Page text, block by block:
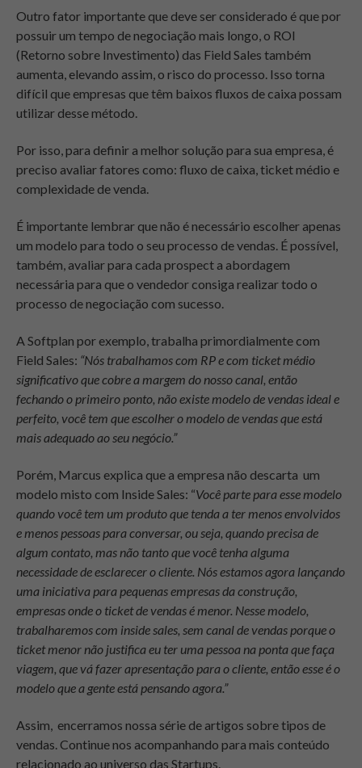
Outro fator importante que deve ser considerado é que por
possuir um tempo de negociação mais longo, o ROI
(Retorno sobre Investimento) das Field Sales também
aumenta, elevando assim, o risco do processo. Isso torna
difícil que empresas que têm baixos fluxos de caixa possam
utilizar desse método.
Por isso, para definir a melhor solução para sua empresa, é
preciso avaliar fatores como: fluxo de caixa, ticket médio e
complexidade de venda.
É importante lembrar que não é necessário escolher apenas
um modelo para todo o seu processo de vendas. É possível,
também, avaliar para cada prospect a abordagem
necessária para que o vendedor consiga realizar todo o
processo de negociação com sucesso.
A Softplan por exemplo, trabalha primordialmente com
Field Sales: “Nós trabalhamos com RP e com ticket médio
significativo que cobre a margem do nosso canal, então
fechando o primeiro ponto, não existe modelo de vendas ideal e
perfeito, você tem que escolher o modelo de vendas que está
mais adequado ao seu negócio.”
Porém, Marcus explica que a empresa não descarta um
modelo misto com Inside Sales: “Você parte para esse modelo
quando você tem um produto que tenda a ter menos envolvidos
e menos pessoas para conversar, ou seja, quando precisa de
algum contato, mas não tanto que você tenha alguma
necessidade de esclarecer o cliente. Nós estamos agora lançando
uma iniciativa para pequenas empresas da construção,
empresas onde o ticket de vendas é menor. Nesse modelo,
trabalharemos com inside sales, sem canal de vendas porque o
ticket menor não justifica eu ter uma pessoa na ponta que faça
viagem, que vá fazer apresentação para o cliente, então esse é o
modelo que a gente está pensando agora.”
Assim, encerramos nossa série de artigos sobre tipos de
vendas. Continue nos acompanhando para mais conteúdo
relacionado ao universo das Startups.